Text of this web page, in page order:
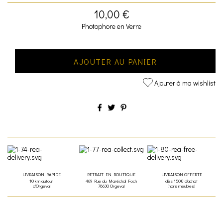
10,00 €
Photophore en Verre
AJOUTER AU PANIER
Ajouter à ma wishlist
LIVRAISON RAPIDE
10 km autour
d'Orgeval
RETRAIT EN BOUTIQUE
469 Rue du Maréchal Foch
78630 Orgeval
LIVRAISON OFFERTE
dès 150€ d'achat
(hors meubles)